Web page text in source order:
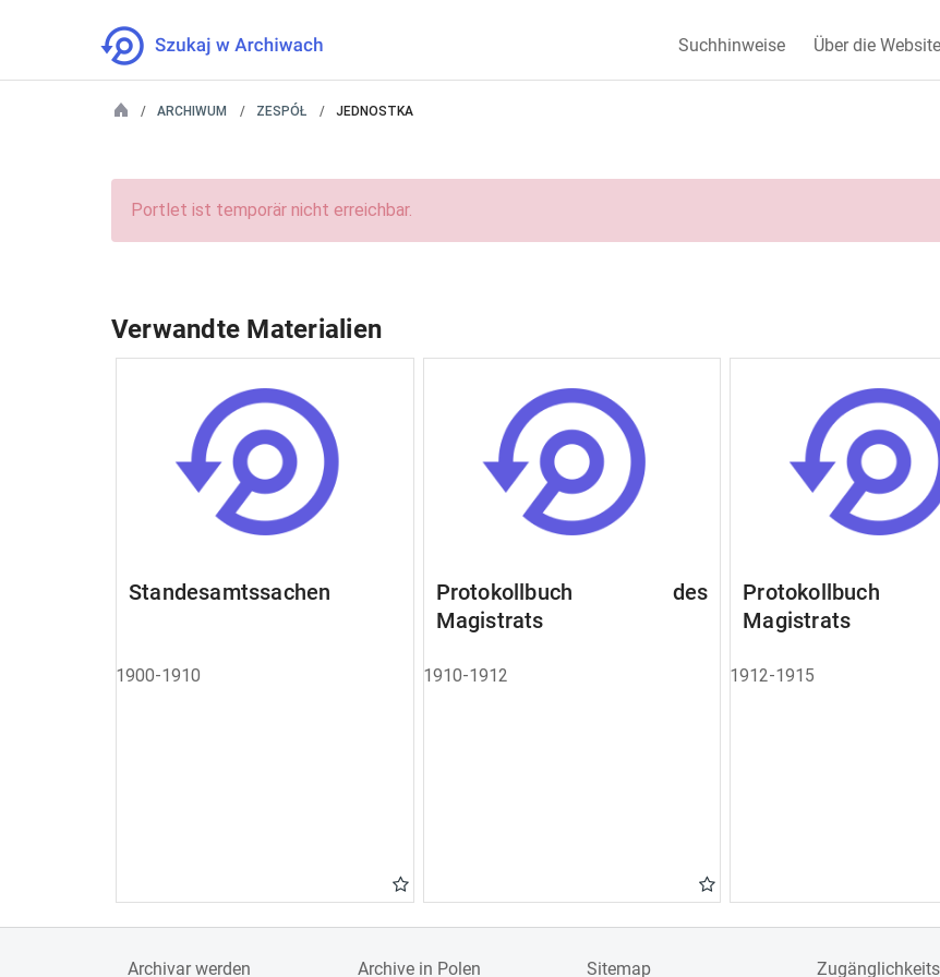
Suchhinweise Über die Website
ARCHIWUM ZESPÓŁ JEDNOSTKA
Portlet ist temporär nicht erreichbar.
Verwandte Materialien
Standesamtssachen
1900-1910
Protokollbuch des
Magistrats
1910-1912
Magistrats
1912-1915
Archivar werden Archive in Polen Sitemap